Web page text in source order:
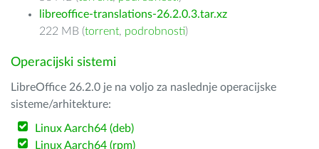
libreoffice-translations-26.2.0.3.tar.xz
222 MB (torrent, podrobnosti)
Operacijski sistemi
LibreOffice 26.2.0 je na voljo za naslednje operacijske
sisteme/arhitekture:
Linux Aarch64 (deb)
Linux Aarch64 (rpm)